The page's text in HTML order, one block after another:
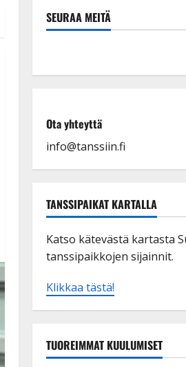
SEURAA MEITÄ
Ota yhteyttä
info@tanssiin.fi
TANSSIPAIKAT KARTALLA
Katso kätevästä kartasta
tanssipaikkojen sijainnit.
Klikkaa tästä!
TUOREIMMAT KUULUMISET